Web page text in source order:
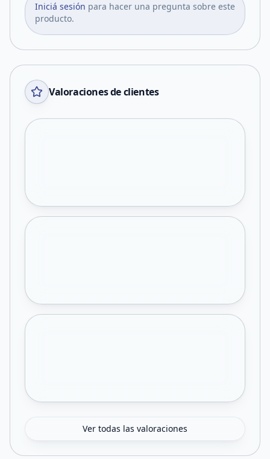
Iniciá sesión para hacer una pregunta sobre este
producto.
Valoraciones de clientes
Ver todas las valoraciones